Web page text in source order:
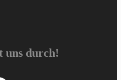
uns durch!